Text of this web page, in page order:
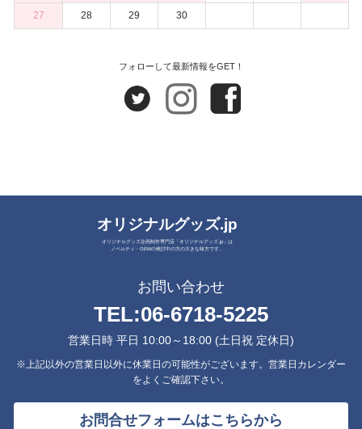
27 28 29 30
フォローして最新情報をGET！
オリジナルグッズ.jp
オリジナルグッズ企画制作専門店「オリジナルグッズ.jp」は
ノベルティ・OEMの検討中の方の大きな味方です。
お問い合わせ
TEL:06-6718-5225
営業日時 平日 10:00～18:00 (土日祝 定休日)
※上記以外の営業日以外に休業日の可能性がございます。営業日カレンダー
をよくご確認下さい。
お問合せフォームはこちらから